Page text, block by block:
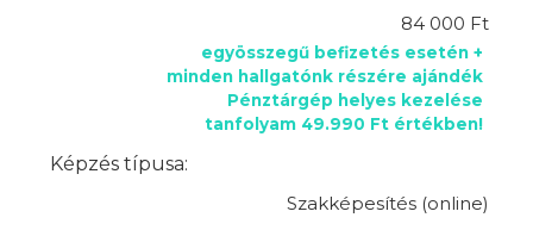
84 000 Ft
egyösszegű befizetés esetén +
minden hallgatónk részére ajándék
Pénztárgép helyes kezelése
tanfolyam 49.990 Ft értékben!
Képzés típusa:
Szakképesítés (online)